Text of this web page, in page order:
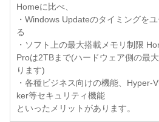
Homeに比べ、
・Windows Updateのタイミングを
る
・ソフト上の最大搭載メモリ制限
Proは2TBまで(ハードウェア側の最
ります)
・各種ビジネス向けの機能、Hyper-
ker等セキュリティ機能
といったメリットがあります。